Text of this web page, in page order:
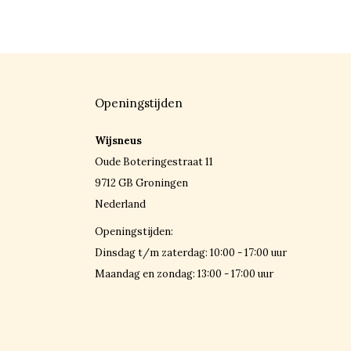
Openingstijden
Wijsneus
Oude Boteringestraat 11
9712 GB Groningen
Nederland
Openingstijden:
Dinsdag t/m zaterdag: 10:00 - 17:00 uur
Maandag en zondag: 13:00 - 17:00 uur